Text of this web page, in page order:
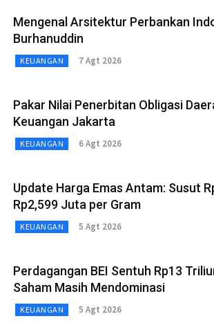
Mengenal Arsitektur Perbankan
Burhanuddin
KEUANGAN 7 Agt 2026
Pakar Nilai Penerbitan Obligasi
Keuangan Jakarta
KEUANGAN 6 Agt 2026
Update Harga Emas Antam: Susut
Rp2,599 Juta per Gram
KEUANGAN 5 Agt 2026
Perdagangan BEI Sentuh Rp13
Saham Masih Mendominasi
KEUANGAN 5 Agt 2026